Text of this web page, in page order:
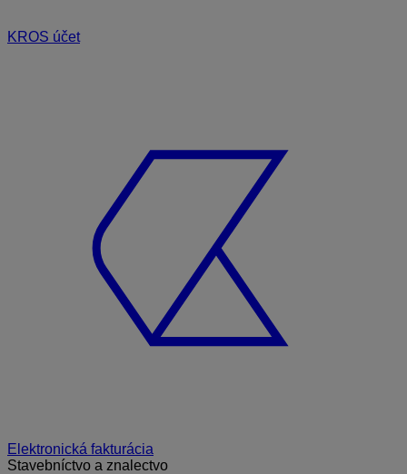
KROS účet
Elektronická fakturácia
Stavebníctvo a znalectvo